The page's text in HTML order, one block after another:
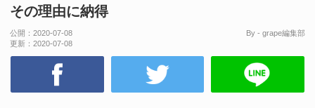
その理由に納得
公開： 2020-07-08
更新： 2020-07-08
By - grape編集部